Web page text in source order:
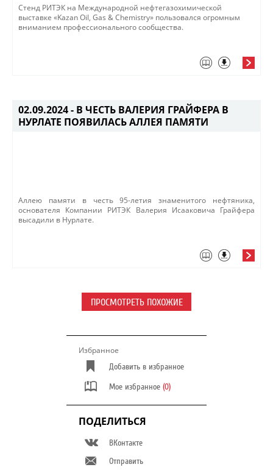
Стенд РИТЭК на Международной нефтегазохимической
выставке «Kazan Oil, Gas & Chemistry» пользовался огромным
вниманием профессионального сообщества. ​
02.09.2024 - В ЧЕСТЬ ВАЛЕРИЯ ГРАЙФЕРА В
НУРЛАТЕ ПОЯВИЛАСЬ АЛЛЕЯ ПАМЯТИ
​Аллею памяти в честь 95-летия знаменитого нефтяника,
основателя Компании РИТЭК Валерия Исааковича Грайфера
высадили в Нурлате.​
ПРОСМОТРЕТЬ ПОХОЖИЕ
Избранное
Добавить в избранное
Мое избранное (0)
ПОДЕЛИТЬСЯ
ВКонтакте
Отправить